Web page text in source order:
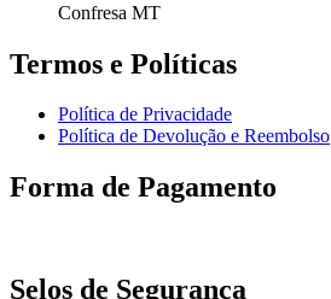
Confresa MT
Termos e Políticas
Política de Privacidade
Política de Devolução e Reembolso
Forma de Pagamento
Selos de Segurança